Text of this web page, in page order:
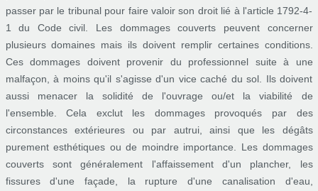
passer par le tribunal pour faire valoir son droit lié à l'article 1792-4-
1 du Code civil. Les dommages couverts peuvent concerner
plusieurs domaines mais ils doivent remplir certaines conditions.
Ces dommages doivent provenir du professionnel suite à une
malfaçon, à moins qu'il s'agisse d'un vice caché du sol. Ils doivent
aussi menacer la solidité de l'ouvrage ou/et la viabilité de
l'ensemble. Cela exclut les dommages provoqués par des
circonstances extérieures ou par autrui, ainsi que les dégâts
purement esthétiques ou de moindre importance. Les dommages
couverts sont généralement l'affaissement d'un plancher, les
fissures d'une façade, la rupture d'une canalisation d'eau,